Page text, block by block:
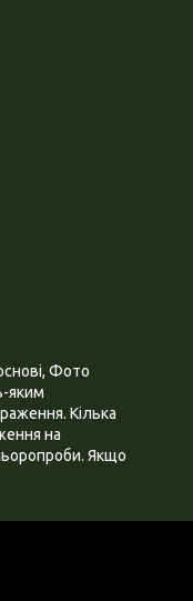
Фото
яким
Кілька
на
Якщо